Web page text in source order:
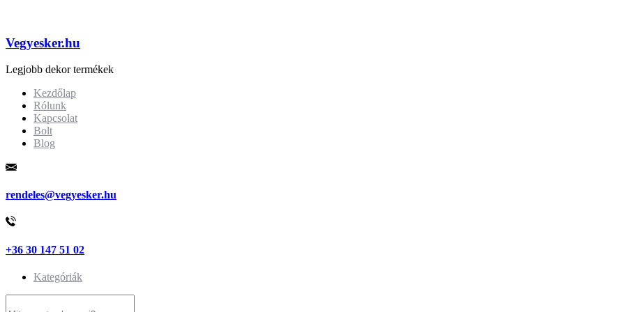
Vegyesker.hu
Legjobb dekor termékek
Kezdőlap
Rólunk
Kapcsolat
Bolt
Blog
rendeles@vegyesker.hu
+36 30 147 51 02
Kategóriák